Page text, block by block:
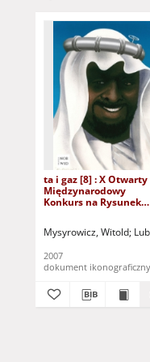
ta i gaz [8] : X Otwarty
Międzynarodowy
Konkurs na Rysunek
Mysyrowicz, Witold
2007
dokument ikonograficzny